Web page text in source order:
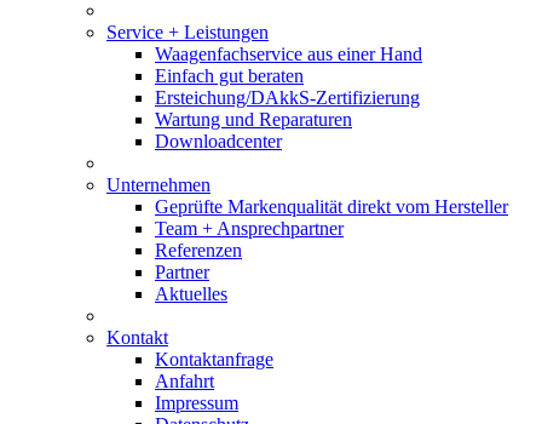
Service + Leistungen
Waagenfachservice aus einer Hand
Einfach gut beraten
Ersteichung/DAkkS-Zertifizierung
Wartung und Reparaturen
Downloadcenter
Unternehmen
Geprüfte Markenqualität direkt vom Hersteller
Team + Ansprechpartner
Referenzen
Partner
Aktuelles
Kontakt
Kontaktanfrage
Anfahrt
Impressum